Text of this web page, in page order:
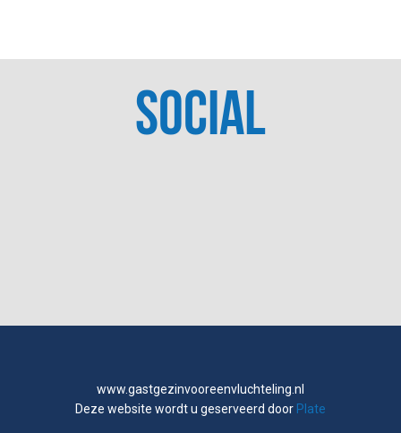
SOCIAL
www.gastgezinvooreenvluchteling.nl
Deze website wordt u geserveerd door Plate